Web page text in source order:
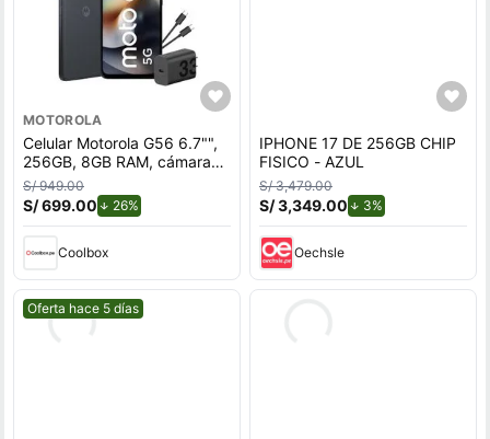
MOTOROLA
Celular Motorola G56 6.7"",
256GB, 8GB RAM, cámara
trasera 50MP y frontal
32MP, azul marino
S/ 949.00
S/ 699.00 26%
Coolbox
IPHONE 17 DE 256GB CHIP
FISICO - AZUL
S/ 3,479.00
S/ 3,349.00 3%de descuento.
Oechsle
Mejor precio.
Oferta hace 5 días